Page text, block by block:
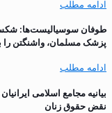
ادامه مطلب
پزشک مسلمان، واشنگتن را
ادامه مطلب
بیانیه مجامع اسلامی
نقض حقوق زنان